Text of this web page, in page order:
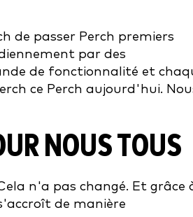
de passer Perch premiers
par des
de fonctionnalité et
ce Perch aujourd'hui.
NOUS TOUS
n'a pas changé. Et grâce
de manière